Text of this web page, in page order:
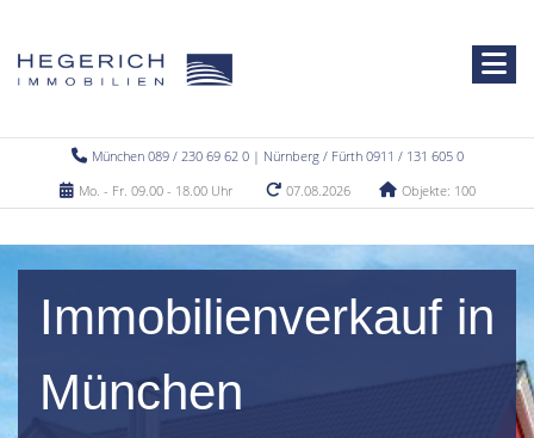
München 089 / 230 69 62 0 | Nürnberg / Fürth 0911 / 131 605 0
Mo. - Fr. 09.00 - 18.00 Uhr
07.08.2026 Objekte: 100
Immobilienverkauf in
München